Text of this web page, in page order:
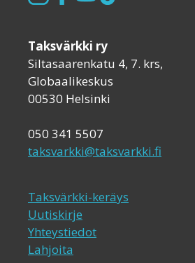
Taksvärkki ry
Siltasaarenkatu 4, 7. krs,
Globaalikeskus
00530 Helsinki
050 341 5507
taksvarkki@taksvarkki.fi
Taksvärkki-keräys
Uutiskirje
Yhteystiedot
Lahjoita